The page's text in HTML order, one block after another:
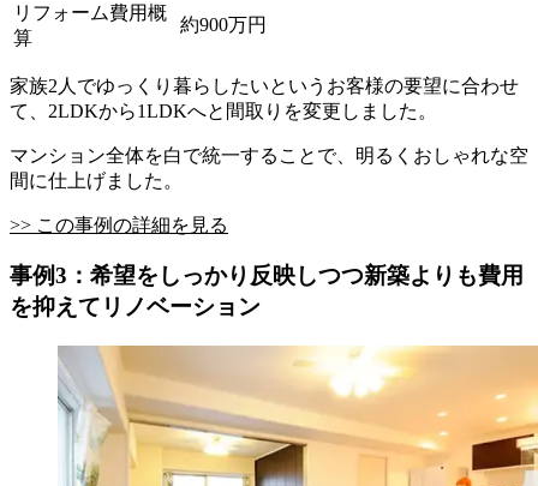
リフォーム費用概
算
約900万円
家族2人でゆっくり暮らしたいというお客様の要望に合わせ
て、2LDKから1LDKへと間取りを変更しました。
マンション全体を白で統一することで、明るくおしゃれな空
間に仕上げました。
>> この事例の詳細を見る
事例3：希望をしっかり反映しつつ新築よりも費用
を抑えてリノベーション